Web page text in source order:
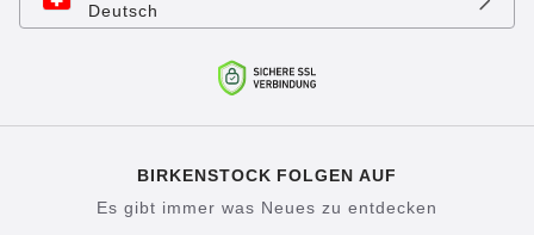
Deutsch
BIRKENSTOCK FOLGEN AUF
Es gibt immer was Neues zu entdecken